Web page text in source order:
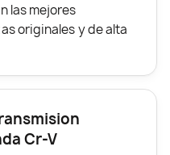
las mejores
originales y de alta
Cr-V